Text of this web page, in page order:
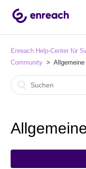
Enreach Help-Center für
Community